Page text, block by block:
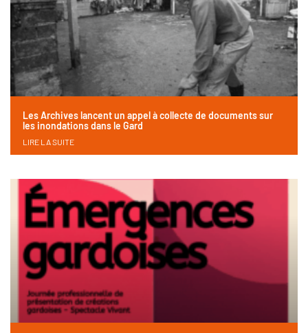
Les Archives lancent un appel à collecte de documents sur
les inondations dans le Gard
LIRE LA SUITE